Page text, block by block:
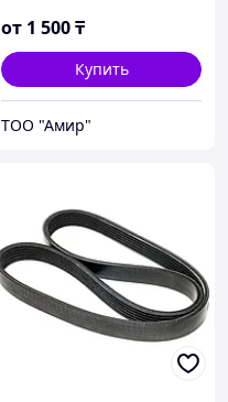
от 1 500₸
Купить
ТОО "Амир"